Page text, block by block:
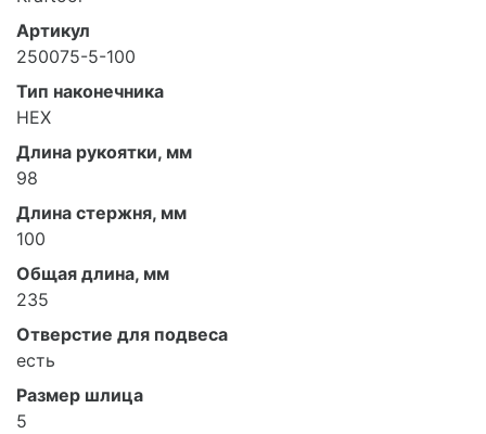
Артикул
250075-5-100
Тип наконечника
HEX
Длина рукоятки, мм
98
Длина стержня, мм
100
Общая длина, мм
235
Отверстие для подвеса
есть
Размер шлица
5